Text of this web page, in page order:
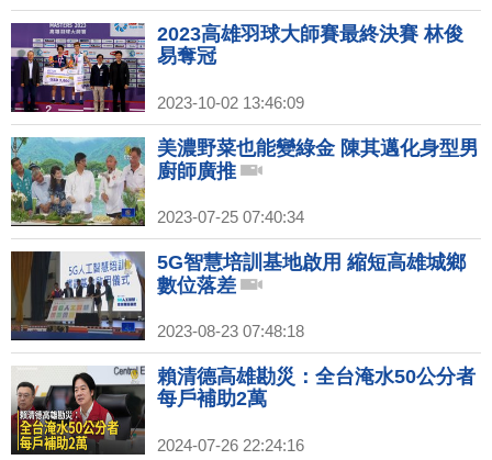
2023高雄羽球大師賽最終決賽 林俊
易奪冠
2023-10-02 13:46:09
美濃野菜也能變綠金 陳其邁化身型男
廚師廣推
2023-07-25 07:40:34
5G智慧培訓基地啟用 縮短高雄城鄉
數位落差
2023-08-23 07:48:18
賴清德高雄勘災：全台淹水50公分者
每戶補助2萬
2024-07-26 22:24:16